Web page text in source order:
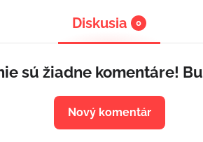
Diskusia 0
sú žiadne komentáre!
Nový komentár